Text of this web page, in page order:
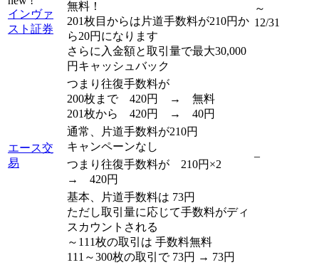
インヴァ
スト証券
無料！
201枚目からは片道手数料が210円か
ら20円になります
さらに 入金額と取引量で最大30,000
円 キャッシュバック
～
12/31
つまり往復手数料が
200枚まで 420円 → 無料
201枚から 420円 → 40円
エース交
易
通常、片道手数料が210円
キャンペーンなし
–
つまり往復手数料が 210円×2
→ 420円
基本、片道手数料は 73円
ただし取引量に応じて手数料がディ
スカウントされる
～111枚の取引は 手数料無料
111～300枚の取引で 73円 → 73円